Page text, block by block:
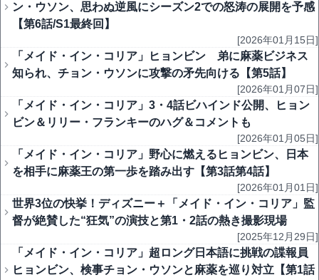
ン・ウソン、思わぬ逆風にシーズン2での怒涛の展開を予感
【第6話/S1最終回】
[2026年01月15日]
「メイド・イン・コリア」ヒョンビン 弟に麻薬ビジネス
知られ、チョン・ウソンに攻撃の矛先向ける【第5話】
[2026年01月07日]
「メイド・イン・コリア」3・4話ビハインド公開、ヒョン
ビン＆リリー・フランキーのハグ＆コメントも
[2026年01月05日]
「メイド・イン・コリア」野心に燃えるヒョンビン、日本
を相手に麻薬王の第一歩を踏み出す【第3話第4話】
[2026年01月01日]
世界3位の快挙！ディズニー＋「メイド・イン・コリア」監
督が絶賛した“狂気”の演技と第1・2話の熱き撮影現場
[2025年12月29日]
「メイド・イン・コリア」超ロング日本語に挑戦の諜報員
ヒョンビン、検事チョン・ウソンと麻薬を巡り対立【第1話